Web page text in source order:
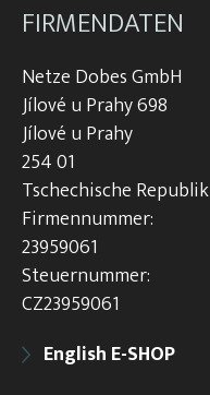
FIRMENDATEN
Netze Dobes GmbH
Jílové u Prahy 698
Jílové u Prahy
254 01
Tschechische Republik
Firmennummer:
23959061
Steuernummer:
CZ23959061
English E-SHOP